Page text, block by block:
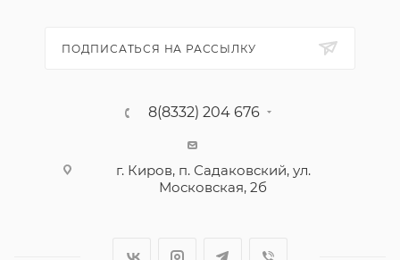
ПОДПИСАТЬСЯ НА РАССЫЛКУ
8(8332) 204 676
г. Киров, п. Садаковский, ул.
Московская, 2б